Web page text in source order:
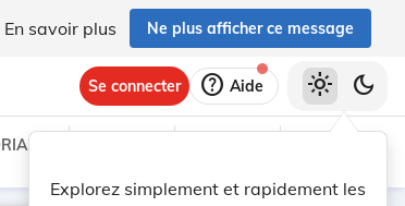
En savoir plus Ne plus afficher ce message
Se connecter help Aide
Explorez simplement et rapidement les
light_mode dark_mode
C